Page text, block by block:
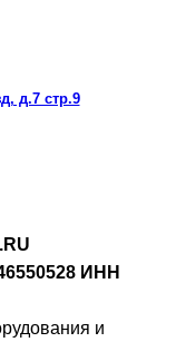
д.7 стр.9
ИНН
и